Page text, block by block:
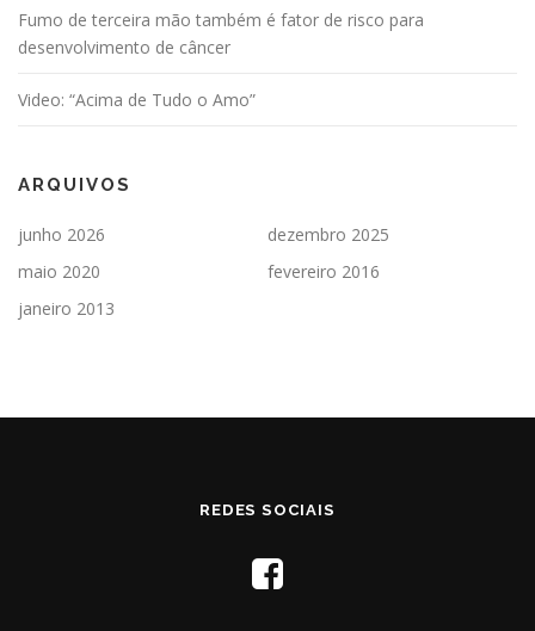
Fumo de terceira mão também é fator de risco para
desenvolvimento de câncer
Video: “Acima de Tudo o Amo”
ARQUIVOS
junho 2026
dezembro 2025
maio 2020
fevereiro 2016
janeiro 2013
REDES SOCIAIS